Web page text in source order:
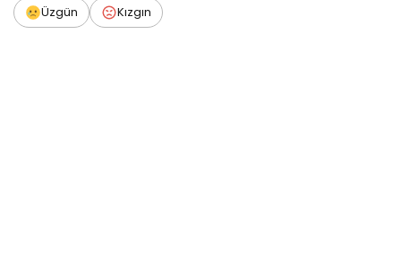
Üzgün
Kızgın